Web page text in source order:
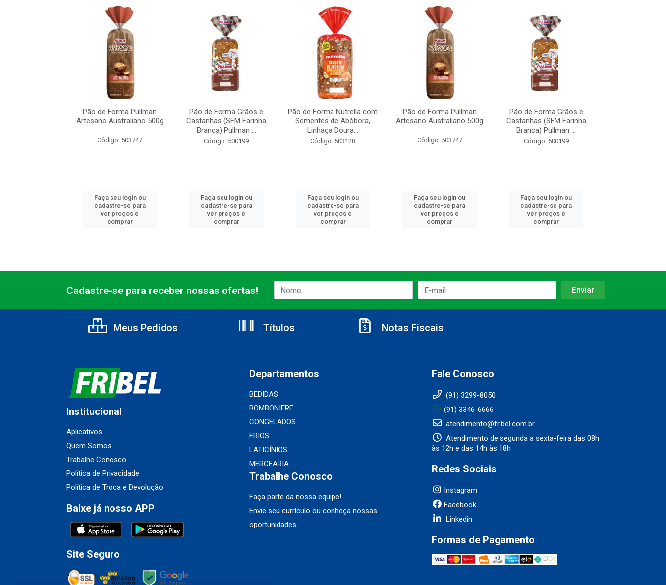
Pão de Forma Pullman
Artesano Australiano 500g
Código: 503747
Faça seu login ou
cadastre-se para
ver preços e
comprar
Pão de Forma Grãos e
Castanhas (SEM Farinha
Branca) Pullman ...
Código: 500199
Faça seu login ou
cadastre-se para
ver preços e
comprar
Pão de Forma Nutrella com
Sementes de Abóbora,
Linhaça Doura...
Código: 503128
Faça seu login ou
cadastre-se para
ver preços e
comprar
Pão de Forma Pullman
Artesano Australiano 500g
Código: 503747
Faça seu login ou
cadastre-se para
ver preços e
comprar
Pão de Forma Grãos e
Castanhas (SEM Farinha
Branca) Pullman ...
Código: 500199
Faça seu login ou
cadastre-se para
ver preços e
comprar
Cadastre-se para receber nossas ofertas!
Meus Pedidos Títulos Notas Fiscais
Institucional
Aplicativos
Quem Somos
Trabalhe Conosco
Política de Privacidade
Política de Troca e Devolução
Baixe já nosso APP
Site Seguro
Departamentos
BEDIDAS
BOMBONIERE
CONGELADOS
FRIOS
LATICÍNIOS
MERCEARIA
Trabalhe Conosco
Faça parte da nossa equipe!
Envie seu currículo ou conheça nossas
oportunidades.
Fale Conosco
(91) 3299-8050
(91) 3346-6666
atendimento@fribel.com.br
Atendimento de segunda a sexta-feira das 08h
às 12h e das 14h às 18h
Redes Sociais
Instagram
Facebook
Linkedin
Formas de Pagamento